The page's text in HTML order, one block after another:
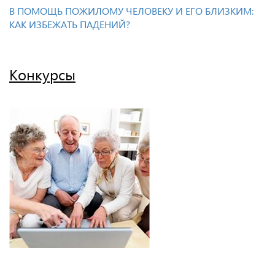
В ПОМОЩЬ ПОЖИЛОМУ ЧЕЛОВЕКУ И ЕГО БЛИЗКИМ:
КАК ИЗБЕЖАТЬ ПАДЕНИЙ?
Конкурсы